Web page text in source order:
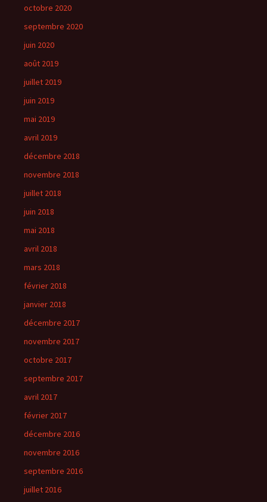
octobre 2020
septembre 2020
juin 2020
août 2019
juillet 2019
juin 2019
mai 2019
avril 2019
décembre 2018
novembre 2018
juillet 2018
juin 2018
mai 2018
avril 2018
mars 2018
février 2018
janvier 2018
décembre 2017
novembre 2017
octobre 2017
septembre 2017
avril 2017
février 2017
décembre 2016
novembre 2016
septembre 2016
juillet 2016